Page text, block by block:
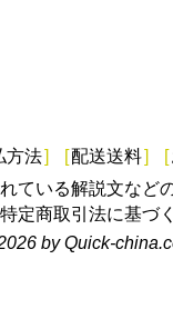
方法] [配送送料] [
ている解説文など
特定商取引法に基づ
by Quick-